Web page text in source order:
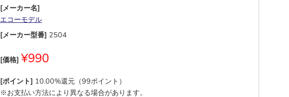
[メーカー名]
エコーモデル
[メーカー型番] 2504
[価格] ¥990
[ポイント] 10.00%還元（99ポイント）
※お支払い方法により異なる場合があります。